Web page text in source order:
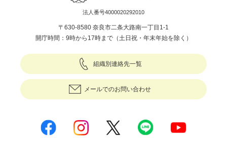
法人番号4000020292010
〒630-8580 奈良市二条大路南一丁目1-1
開庁時間：9時から17時まで（土日祝・年末年始を除く）
組織別連絡先一覧
メールでのお問い合わせ